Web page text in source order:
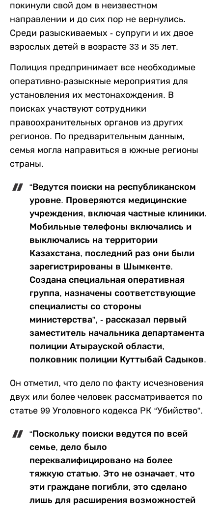
покинули свой дом в неизвестном
направлении и до сих пор не вернулись.
Среди разыскиваемых - супруги и их двое
взрослых детей в возрасте 33 и 35 лет.
Полиция предпринимает все необходимые
оперативно-разыскные мероприятия для
установления их местонахождения. В
поисках участвуют сотрудники
правоохранительных органов из других
регионов. По предварительным данным,
семья могла направиться в южные регионы
страны.
“Ведутся поиски на республиканском
уровне. Проверяются медицинские
учреждения, включая частные клиники.
Мобильные телефоны включались и
выключались на территории
Казахстана, последний раз они были
зарегистрированы в Шымкенте.
Создана специальная оперативная
группа, назначены соответствующие
специалисты со стороны
министерства”, - рассказал первый
заместитель начальника департамента
полиции Атырауской области,
полковник полиции Куттыбай Садыков.
Он отметил, что дело по факту исчезновения
двух или более человек рассматривается по
статье 99 Уголовного кодекса РК “Убийство”.
“Поскольку поиски ведутся по всей
семье, дело было
переквалифицировано на более
тяжкую статью. Это не означает, что
эти граждане погибли, это сделано
лишь для расширения возможностей